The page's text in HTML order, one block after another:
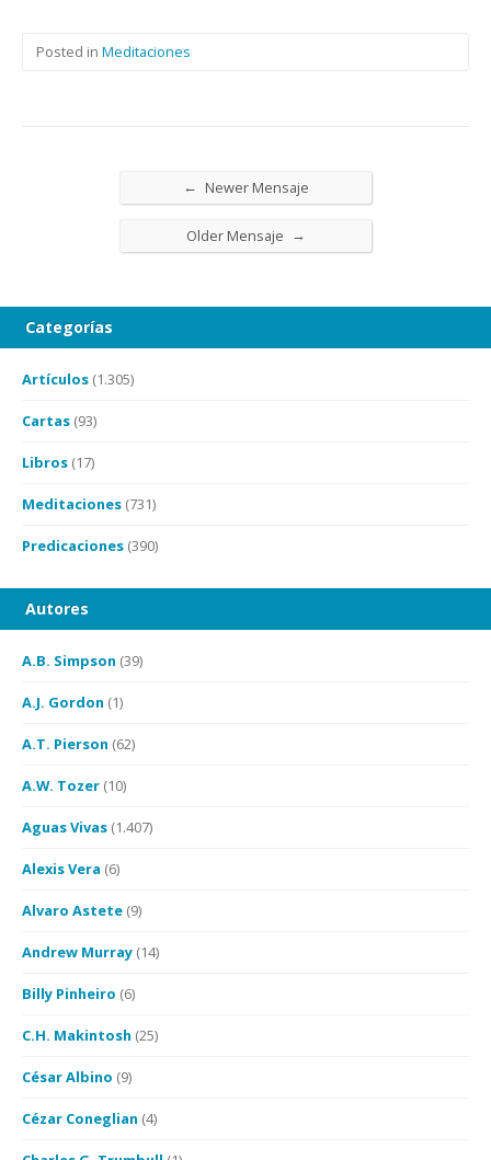
Posted in Meditaciones
← Newer Mensaje
Older Mensaje →
Categorías
Artículos (1.305)
Cartas (93)
Libros (17)
Meditaciones (731)
Predicaciones (390)
Autores
A.B. Simpson (39)
A.J. Gordon (1)
A.T. Pierson (62)
A.W. Tozer (10)
Aguas Vivas (1.407)
Alexis Vera (6)
Alvaro Astete (9)
Andrew Murray (14)
Billy Pinheiro (6)
C.H. Makintosh (25)
César Albino (9)
Cézar Coneglian (4)